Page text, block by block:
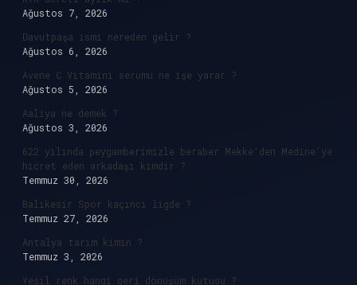
Ağustos 7, 2026
Davutpaşa ismi nereden gelir ?
Ağustos 6, 2026
Avene C Vitamini serumu ne işe yarar ?
Ağustos 5, 2026
Aaliya ne demek ?
Ağustos 3, 2026
622 yılında peygamberimizle beraber Mekke’den Medine’ye
hicret eden arkadaşı kimdir ?
Temmuz 30, 2026
Balıkesir Spor kaçıncı ligde ?
Temmuz 27, 2026
Antalya tarım kimin ?
Temmuz 3, 2026
Yeşil renk hangi geri dönüşüm kutusu ?